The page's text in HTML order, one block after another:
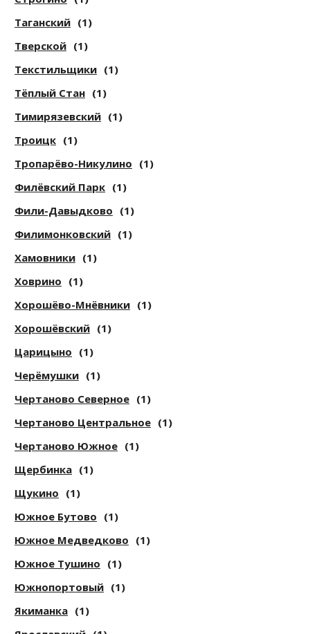
Таганский (1)
Тверской (1)
Текстильщики (1)
Тёплый Стан (1)
Тимирязевский (1)
Троицк (1)
Тропарёво-Никулино (1)
Филёвский Парк (1)
Фили-Давыдково (1)
Филимонковский (1)
Хамовники (1)
Ховрино (1)
Хорошёво-Мнёвники (1)
Хорошёвский (1)
Царицыно (1)
Черёмушки (1)
Чертаново Северное (1)
Чертаново Центральное (1)
Чертаново Южное (1)
Щербинка (1)
Щукино (1)
Южное Бутово (1)
Южное Медведково (1)
Южное Тушино (1)
Южнопортовый (1)
Якиманка (1)